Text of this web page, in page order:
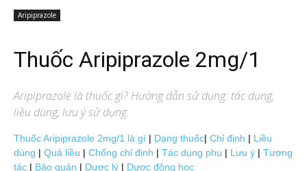
Aripiprazole
Thuốc Aripiprazole 2mg/1
Aripiprazolelà thuốc gì? Hướng dẫn sử dụng: tác dụng,
liều dùng, lưu ý sử dụng.
Thuốc Aripiprazole 2mg/1 là gì | Dạng thuốc| Chỉ định | Liều
dùng | Quá liều | Chống chỉ định | Tác dụng phụ | Lưu ý | Tương
tác | Bảo quản | Dược lý | Dược động học